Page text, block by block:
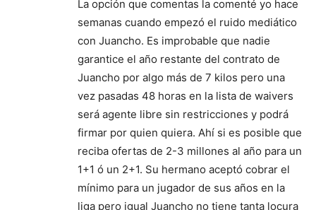
La opción que comentas la comenté yo hace
semanas cuando empezó el ruido mediático
con Juancho. Es improbable que nadie
garantice el año restante del contrato de
Juancho por algo más de 7 kilos pero una
vez pasadas 48 horas en la lista de waivers
será agente libre sin restricciones y podrá
firmar por quien quiera. Ahí si es posible que
reciba ofertas de 2-3 millones al año para un
1+1 ó un 2+1. Su hermano aceptó cobrar el
mínimo para un jugador de sus años en la
liga pero igual Juancho no tiene tanta locura